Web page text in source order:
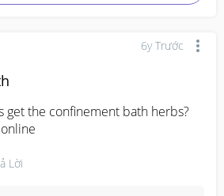
6y Trước
get the confinement bath herbs?
Lời